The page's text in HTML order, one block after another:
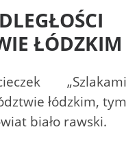
ŁÓDZKIM
„Szlakami
łódzkim, tym
biało rawski.